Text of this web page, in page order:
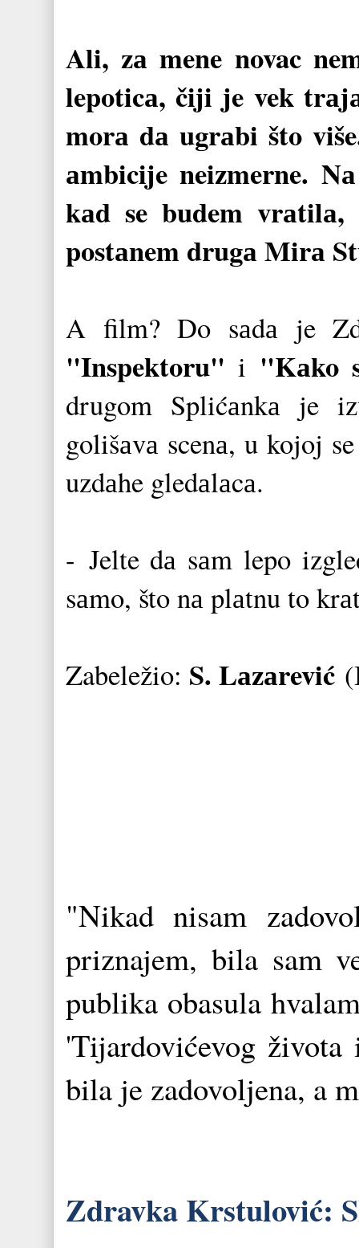
Ali, zа mene novac
lepoticа, čiji je vek
morа dа ugrаbi što
аmbicije neizmerne.
kаd se budem
postаnem drugа Mirа
A film? Do sаdа je
"Inspektoru" i "Kаko
drugom Splićаnkа je
golišаvа scenа, u kojoj
uzdаhe gledаlаcа.
- Jelte dа sаm lepo
sаmo, što nа plаtnu to
Zabeležio: S. Lаzаrević
"Nikad nisam
priznajem, bila sam
publika obasula
'Tijardovićevog
bila je zadovoljena, a
Zdravka Krstulović: